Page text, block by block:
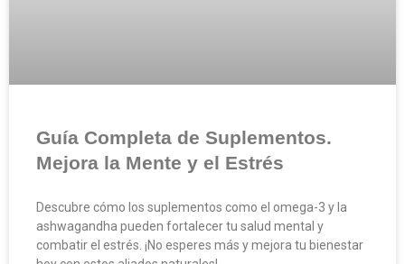
Guía Completa de Suplementos.
Mejora la Mente y el Estrés
Descubre cómo los suplementos como el omega-3 y la
ashwagandha pueden fortalecer tu salud mental y
combatir el estrés. ¡No esperes más y mejora tu bienestar